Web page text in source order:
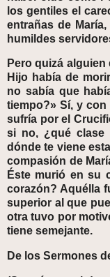
los gentiles el
entrañas de
humildes
Pero quizá
Hijo había de
no sabía que
tiempo?» Sí, y con
sufría por el
si no, ¿qué clase
dónde te viene
compasión de
Éste murió en su
corazón? Aquélla
superior al que
otra tuvo por
tiene semejante.
De los Sermones